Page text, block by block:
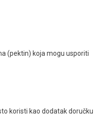
(pektin) koja mogu usporiti
koristi kao dodatak doručku